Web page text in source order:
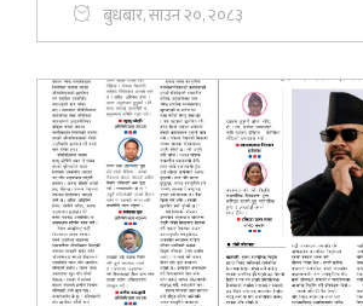
बुधबार, साउन २०, २०८३